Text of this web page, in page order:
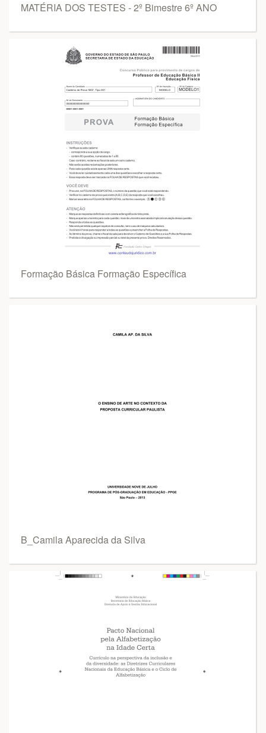
MATÉRIA DOS TESTES - 2º Bimestre 6º ANO
Formação Básica Formação Específica
B_Camila Aparecida da Silva